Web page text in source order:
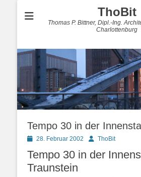
ThoBit
Thomas P. Bittner, Dipl.-Ing.
Charlottenburg
Tempo 30 in der
Posted28. Februar 2002 AutorThoBit
Tempo 30 in der
Traunstein